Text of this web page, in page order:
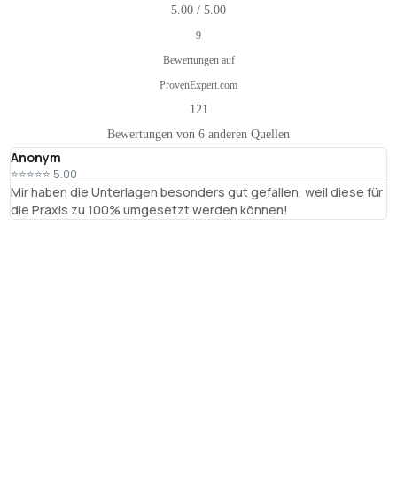
5.00 / 5.00
9
Bewertungen auf
ProvenExpert.com
121
Bewertungen von 6 anderen Quellen
Anonym
⭐⭐⭐⭐⭐ 5.00
Mir haben die Unterlagen besonders gut gefallen, weil diese für
die Praxis zu 100% umgesetzt werden können!